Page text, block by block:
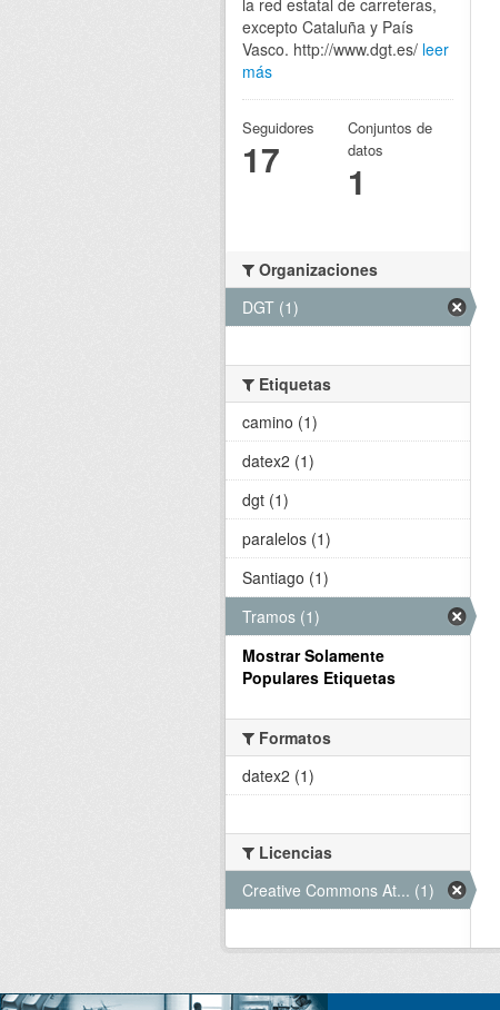
excepto Cataluña y País
Vasco. http://www.dgt.es/ leer
más
Seguidores
17
Conjuntos de
datos
1
Organizaciones
DGT (1)
Etiquetas
camino (1)
datex2 (1)
dgt (1)
paralelos (1)
Santiago (1)
Tramos (1)
Mostrar Solamente
Populares Etiquetas
Formatos
datex2 (1)
Licencias
Creative Commons At... (1)